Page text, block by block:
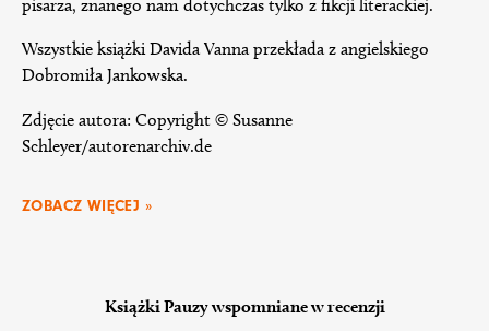
pisarza, znanego nam dotychczas tylko z fikcji literackiej.
Wszystkie książki Davida Vanna przekłada z angielskiego
Dobromiła Jankowska.
Zdjęcie autora: Copyright © Susanne
Schleyer/autorenarchiv.de
ZOBACZ WIĘCEJ »
Książki Pauzy wspomniane w recenzji